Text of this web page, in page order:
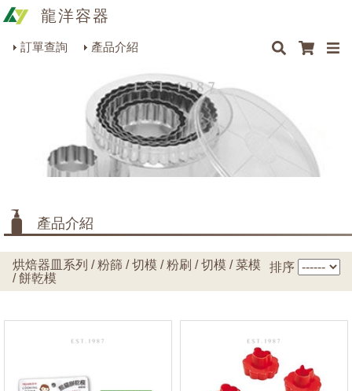
龍洋容器
訂單查詢
產品介紹
包裝材料系列
烘焙器皿系列
餐飲器具系列
生活雜貨系列
美容用品系列
最新消息 聯絡我們
產品介紹
烘焙器皿系列 / 粉篩 / 切模 / 粉刷 / 切模 / 菜模
/ 餅乾模
排序